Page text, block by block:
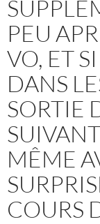
PEU
VO, ET
DANS
SORTIE
MÊME
COURS